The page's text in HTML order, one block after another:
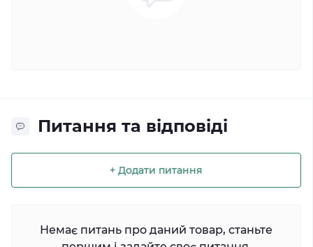
Питання та відповіді
+ Додати питання
Немає питань про даний товар, станьте